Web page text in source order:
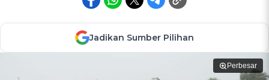
Jadikan Sumber Pilihan
Perbesar